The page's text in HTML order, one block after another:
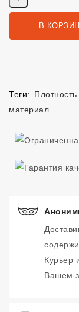
В
Теги:
материал
Курьер
Вашем